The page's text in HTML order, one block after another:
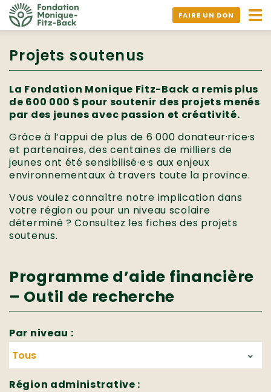
FAIRE UN DON
Projets soutenus
La Fondation Monique Fitz-Back a remis plus
de 600 000 $ pour soutenir des projets menés
par des jeunes avec passion et créativité.
Grâce à l’appui de plus de 6 000 donateur·rice·s
et partenaires, des centaines de milliers de
jeunes ont été sensibilisé·e·s aux enjeux
environnementaux à travers toute la province.
Vous voulez connaître notre implication dans
votre région ou pour un niveau scolaire
déterminé ? Consultez les fiches des projets
soutenus.
Programme d’aide financière
– Outil de recherche
Par niveau :
Région administrative :